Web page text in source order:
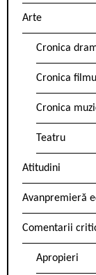
Arte
Cronica
Cronica
Cronica
Teatru
Atitudini
Avanpremieră
Comentarii
Apropieri